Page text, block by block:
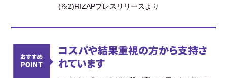
(※2)RIZAPプレスリリースより
コスパや結果重視の方から支持さ
れています